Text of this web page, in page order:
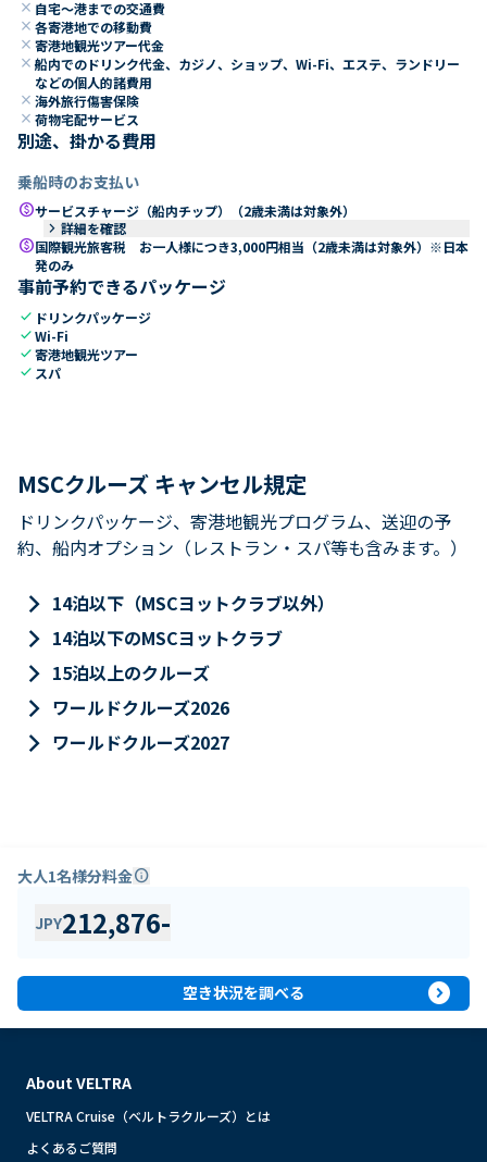
close 自宅～港までの交通費
close 各寄港地での移動費
close 寄港地観光ツアー代金
close 船内でのドリンク代金、カジノ、ショップ、Wi-Fi、エステ、ランドリー
などの個人的諸費用
close 海外旅行傷害保険
close 荷物宅配サービス
別途、掛かる費用
乗船時のお支払い
paidサービスチャージ（船内チップ）（2歳未満は対象外）
keyboard_arrow_right 詳細を確認
paid国際観光旅客税 お一人様につき3,000円相当（2歳未満は対象外）※日本
発のみ
事前予約できるパッケージ
check ドリンクパッケージ
checkWi-Fi
check寄港地観光ツアー
check スパ
MSCクルーズ キャンセル規定
ドリンクパッケージ、寄港地観光プログラム、送迎の予
約、船内オプション（レストラン・スパ等も含みます。）
keyboard_arrow_right 14泊以下（MSCヨットクラブ以外）
keyboard_arrow_right 14泊以下のMSCヨットクラブ
keyboard_arrow_right 15泊以上のクルーズ
keyboard_arrow_right ワールドクルーズ2026
keyboard_arrow_right ワールドクルーズ2027
大人1名様分料金info
JPY212,876-
空き状況を調べる expand_circle_right
About VELTRA
VELTRA Cruise（ベルトラクルーズ）とは
よくあるご質問